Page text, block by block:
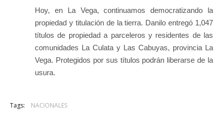
Hoy, en La Vega, continuamos democratizando la
propiedad y titulación de la tierra. Danilo entregó 1,047
títulos de propiedad a parceleros y residentes de las
comunidades La Culata y Las Cabuyas, provincia La
Vega. Protegidos por sus títulos podrán liberarse de la
usura.
Tags: NACIONALES